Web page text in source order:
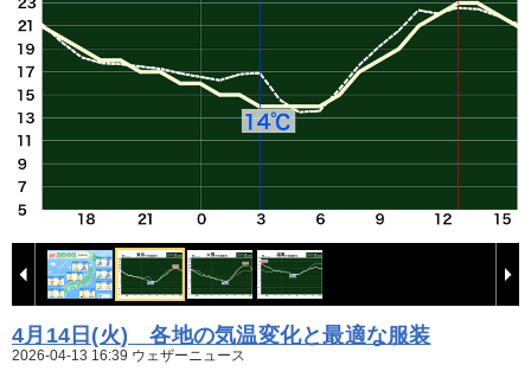
4月14日(火) 各地の気温変化と最適な服装
2026-04-13 16:39 ウェザーニュース